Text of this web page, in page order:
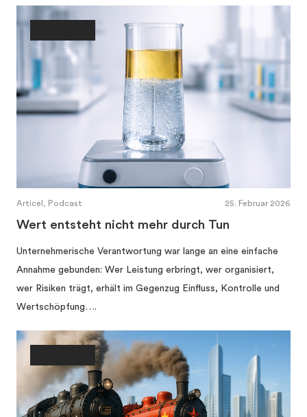
Articel, Podcast 25. Februar 2026
Wert entsteht nicht mehr durch Tun
Unternehmerische Verantwortung war lange an eine einfache
Annahme gebunden: Wer Leistung erbringt, wer organisiert,
wer Risiken trägt, erhält im Gegenzug Einfluss, Kontrolle und
Wertschöpfung….